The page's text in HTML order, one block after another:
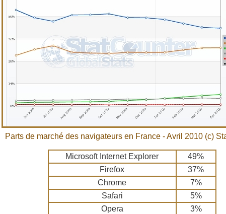
Parts de marché des navigateurs en France - Avril 2010 (c)
Microsoft Internet Explorer
49%
Firefox
37%
Chrome
7%
Safari
5%
Opera
3%